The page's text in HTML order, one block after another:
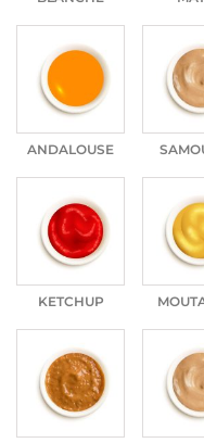
ANDALOUSE
KETCHUP